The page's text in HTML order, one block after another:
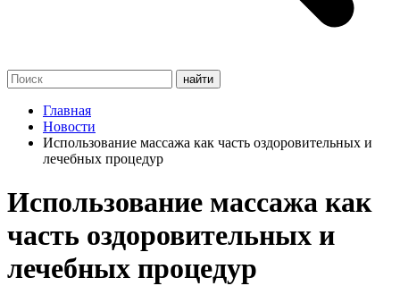
Главная
Новости
Использование массажа как часть оздоровительных и
лечебных процедур
Использование массажа как
часть оздоровительных и
лечебных процедур